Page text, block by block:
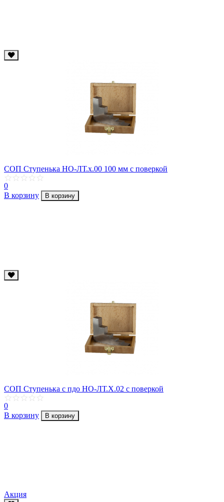
СОП Ступенька НО-ЛТ.х.00 100 мм с поверкой
0
В корзину
В корзину
СОП Ступенька с пдо НО-ЛТ.Х.02 с поверкой
0
В корзину
В корзину
Акция